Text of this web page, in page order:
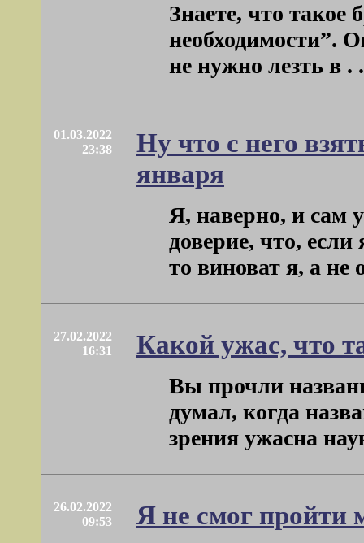
Знаете, что
необходимости”.
не нужно лезть в .
01.03.2022
23:38
Ну что с него
января
Я, наверно, и сам
доверие, что,
то виноват я, а не
27.02.2022
16:31
Какой ужас, что
Вы прочли
думал, когда
зрения ужасна
26.02.2022
09:53
Я не смог пройти